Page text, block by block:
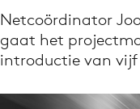
Volg het
Netcoördinator
gaat het
introductie van